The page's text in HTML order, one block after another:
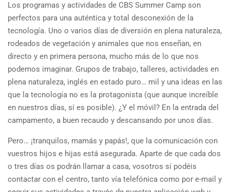
Los programas y actividades de CBS Summer Camp son
perfectos para una auténtica y total desconexión de la
tecnología. Uno o varios días de diversión en plena naturaleza,
rodeados de vegetación y animales que nos enseñan, en
directo y en primera persona, mucho más de lo que nos
podemos imaginar. Grupos de trabajo, talleres, actividades en
plena naturaleza, inglés en estado puro… mil y una ideas en las
que la tecnología no es la protagonista (que aunque increíble
en nuestros días, sí es posible). ¿Y el móvil? En la entrada del
campamento, a buen recaudo y descansando por unos días.
Pero… ¡tranquilos, mamás y papás!, que la comunicación con
vuestros hijos e hijas está asegurada. Aparte de que cada dos
o tres días os podrán llamar a casa, vosotros sí podéis
contactar con el centro, tanto vía telefónica como por e-mail y